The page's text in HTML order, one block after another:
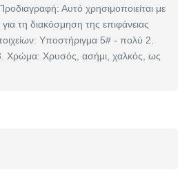
Αυτό χρησιμοποιείται με
τη διακόσμηση της επιφάνειας
Υποστήριγμα 5# - πολύ 2.
Χρώμα: Χρυσός, ασήμι, χαλκός, ως